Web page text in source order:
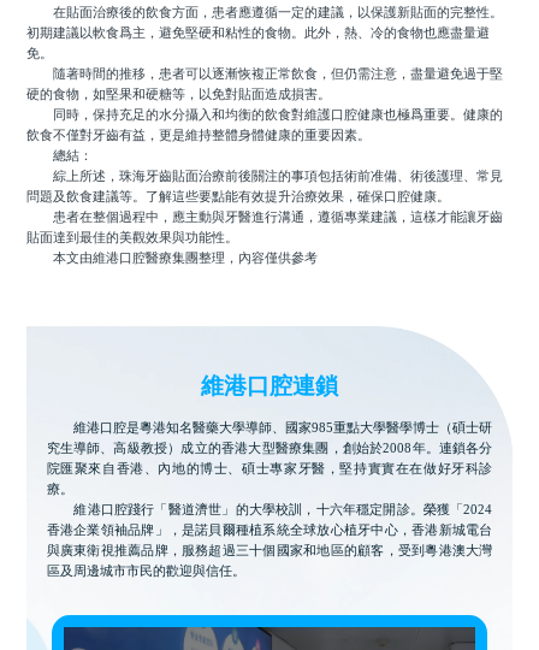
在貼面治療後的飲食方面，患者應遵循一定的建議，以保護新貼面的完整性。
初期建議以軟食爲主，避免堅硬和粘性的食物。此外，熱、冷的食物也應盡量避
免。
隨著時間的推移，患者可以逐漸恢複正常飲食，但仍需注意，盡量避免過于堅
硬的食物，如堅果和硬糖等，以免對貼面造成損害。
同時，保持充足的水分攝入和均衡的飲食對維護口腔健康也極爲重要。健康的
飲食不僅對牙齒有益，更是維持整體身體健康的重要因素。
總結：
綜上所述，珠海牙齒貼面治療前後關注的事項包括術前准備、術後護理、常見
問題及飲食建議等。了解這些要點能有效提升治療效果，確保口腔健康。
患者在整個過程中，應主動與牙醫進行溝通，遵循專業建議，這樣才能讓牙齒
貼面達到最佳的美觀效果與功能性。
本文由維港口腔醫療集團整理，內容僅供參考
維港口腔連鎖
維港口腔是粵港知名醫藥大學導師、國家985重點大學醫學博士（碩士研
究生導師、高級教授）成立的香港大型醫療集團，創始於2008年。連鎖各分
院匯聚來自香港、內地的博士、碩士專家牙醫，堅持實實在在做好牙科診
療。
維港口腔踐行「醫道濟世」的大學校訓，十六年穩定開診。榮獲「2024
香港企業領袖品牌」，是諾貝爾種植系統全球放心植牙中心，香港新城電台
與廣東衛視推薦品牌，服務超過三十個國家和地區的顧客，受到粵港澳大灣
區及周邊城市市民的歡迎與信任。